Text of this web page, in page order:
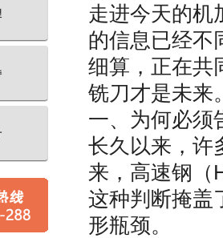
走进今天的机
的信息已经不
细算，正在共
铣刀才是未来
一、为何必须
长久以来，许
来，高速钢（
这种判断掩盖
形瓶颈。